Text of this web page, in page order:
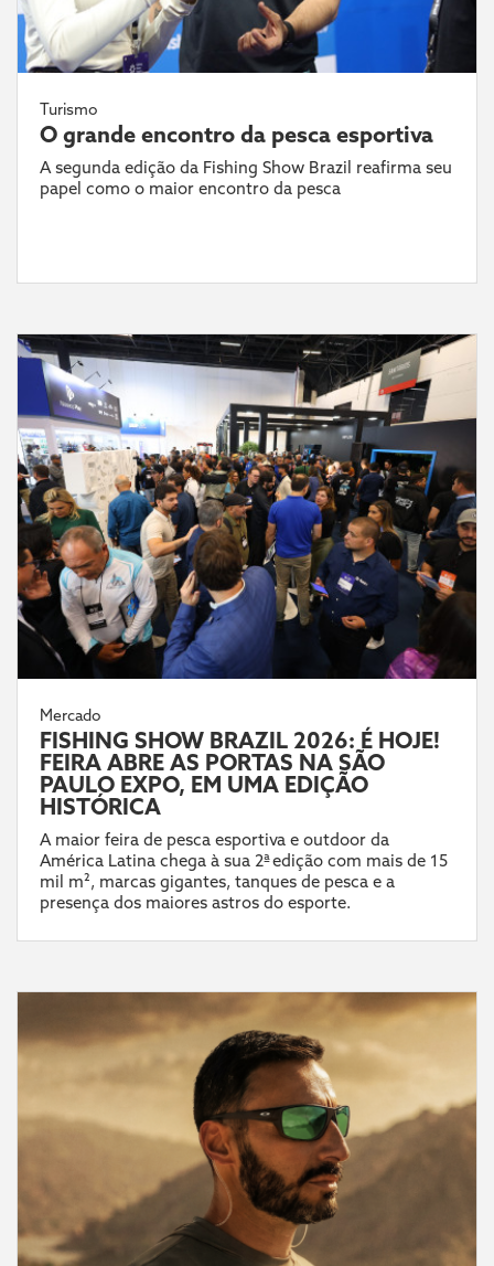
Turismo
O grande encontro da pesca esportiva
A segunda edição da Fishing Show Brazil reafirma seu
papel como o maior encontro da pesca
Mercado
FISHING SHOW BRAZIL 2026: É HOJE!
FEIRA ABRE AS PORTAS NA SÃO
PAULO EXPO, EM UMA EDIÇÃO
HISTÓRICA
A maior feira de pesca esportiva e outdoor da
América Latina chega à sua 2ª edição com mais de 15
mil m², marcas gigantes, tanques de pesca e a
presença dos maiores astros do esporte.